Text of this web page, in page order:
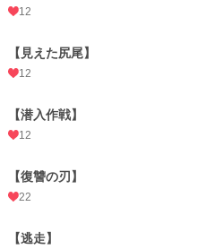
12
【見えた尻尾】
12
【潜入作戦】
12
【復讐の刃】
22
【逃走】